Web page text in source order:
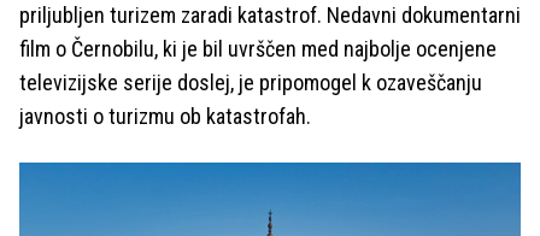
priljubljen turizem zaradi katastrof. Nedavni dokumentarni
film o Černobilu, ki je bil uvrščen med najbolje ocenjene
televizijske serije doslej, je pripomogel k ozaveščanju
javnosti o turizmu ob katastrofah.